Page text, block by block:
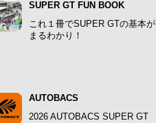
SUPER GT FUN BOOK
これ１冊でSUPER GTの基本が
まるわかり！
AUTOBACS
2026 AUTOBACS SUPER GT